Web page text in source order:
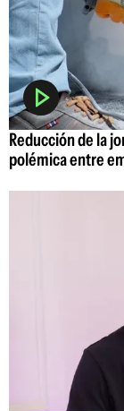
Reducción de la
polémica entre